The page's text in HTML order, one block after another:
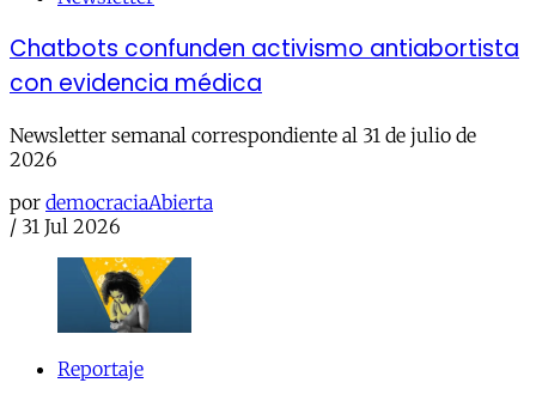
Chatbots confunden activismo antiabortista
con evidencia médica
Newsletter semanal correspondiente al 31 de julio de
2026
por democraciaAbierta
/ 31 Jul 2026
Reportaje